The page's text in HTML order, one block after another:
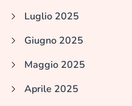
Luglio 2025
Giugno 2025
Maggio 2025
Aprile 2025